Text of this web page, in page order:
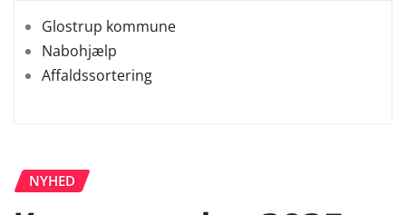
Glostrup kommune
Nabohjælp
Affaldssortering
NYHED